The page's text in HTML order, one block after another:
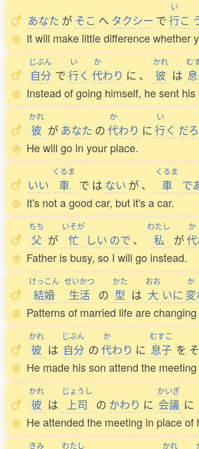
あなた が そこ へ タクシー で
い
行こ
It will make little difference whether
じぶん
自分 で
い
行く
か
代わり に 、
かれ
彼 は
む
Instead of going himself, he sent
かれ
彼 が あなた の
か
代わり に
い
行く だ
He will go in your place.
いい
くるま
車 で は ない が、
くるま
車 で
It's not a good car, but it's a car.
ちち
父 が
いそが
忙 しい ので 、
わたし
私 が
か
代
Father is busy, so I will go instead.
けっこん
結婚
せいかつ
生活 の
かた
型 は
おお
大 いに
か
変
Patterns of married life are
かれ
彼 は
じぶん
自分 の
か
代わり に
むすこ
息子 を
He made his son attend the
かれ
彼 は
じょうし
上司 の かわり に
かいぎ
会議 に
He attended the meeting in place of
きみ わたし かれ